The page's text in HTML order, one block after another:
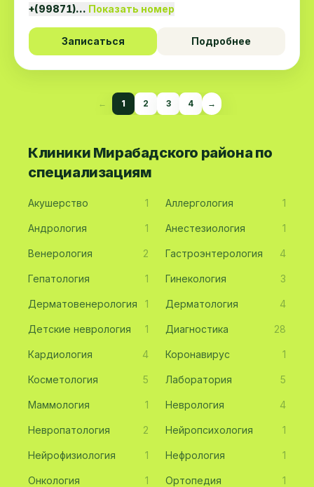
+(99871)… Показать номер
Записаться Подробнее
← 1 2 3 4 →
Клиники Мирабадского района по
специализациям
Акушерство 1 Аллергология 1
Андрология 1 Анестезиология 1
Венерология 2 Гастроэнтерология 4
Гепатология 1 Гинекология 3
Дерматовенерология 1 Дерматология 4
Детские неврология 1 Диагностика 28
Кардиология 4 Коронавирус 1
Косметология 5 Лаборатория 5
Маммология 1 Неврология 4
Невропатология 2 Нейропсихология 1
Нейрофизиология 1 Нефрология 1
Онкология 1 Ортопедия 1